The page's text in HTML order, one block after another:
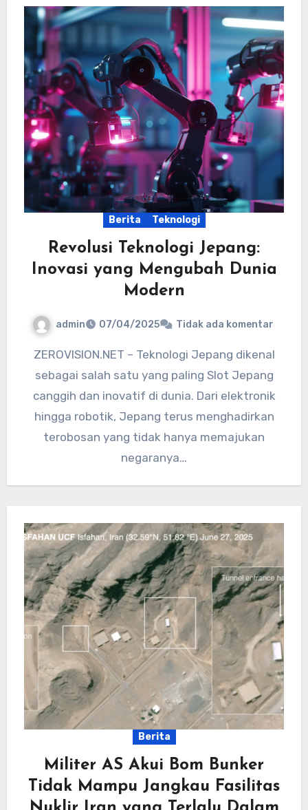
Berita Teknologi
Revolusi Teknologi Jepang:
Inovasi yang Mengubah Dunia
Modern
admin 07/04/2025 Tidak ada komentar
ZEROVISION.NET – Teknologi Jepang dikenal
sebagai salah satu yang paling Slot Jepang
canggih dan inovatif di dunia. Dari elektronik
hingga robotik, Jepang terus menghadirkan
terobosan yang tidak hanya memajukan
negaranya…
Berita
Militer AS Akui Bom Bunker
Tidak Mampu Jangkau Fasilitas